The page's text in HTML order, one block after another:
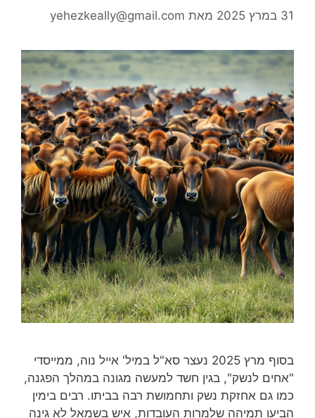
31 במרץ 2025 מאת yehezkeally@gmail.com
בסוף מרץ 2025 נעצר סא"ל במיל' אייל נוה, ממייסדי
"אחים לנשק", בגין חשד למעשה מגונה במהלך הפגנה,
כמו גם אחזקת נשק ותחמושת רבה בביתו. רבים בימין
הביעו תמיהה שלמרות העובדות, איש בשמאל לא גינה